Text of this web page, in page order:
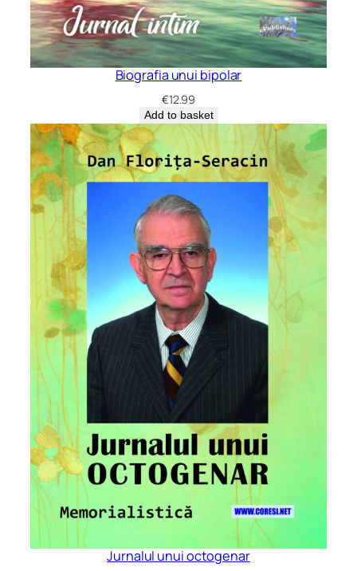
Biografia unui bipolar
€12.99
Add to basket
Jurnalul unui octogenar